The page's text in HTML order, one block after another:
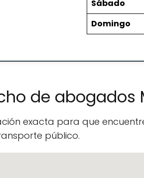
Sábado
Domingo
de abogados
exacta para que
público.